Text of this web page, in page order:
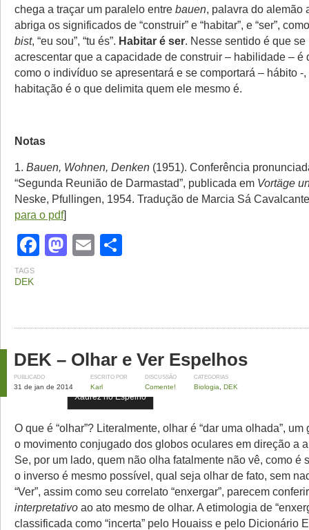
chega a traçar um paralelo entre bauen, palavra do alemão
abriga os significados de “construir” e “habitar”, e “ser”,
bist, “eu sou”, “tu és”. Habitar é ser. Nesse sentido é que se
acrescentar que a capacidade de construir – habilidade – é
como o indivíduo se apresentará e se comportará – hábito -
habitação é o que delimita quem ele mesmo é.
Notas
1. Bauen, Wohnen, Denken (1951). Conferência
“Segunda Reunião de Darmastad”, publicada em Vortäge
Neske, Pfullingen, 1954. Tradução de Marcia Sá
para o pdf]
Facebook
Mastodon
Email
TAGS
DEK
DEK – Olhar e Ver Espelhos
PUBLICADO
31 de jan de 2014
ESCRITO POR
Karl
DISCUSSÃO
Comente!
CATEGORIAS
Biologia DEK
Xadrez no Espelho
O que é “olhar”? Literalmente, olhar é “dar uma olhada”, um
o movimento conjugado dos globos oculares em direção a
Se, por um lado, quem não olha fatalmente não vê, como é
o inverso é mesmo possível, qual seja olhar de fato, sem
“Ver”, assim como seu correlato “enxergar”, parecem
interpretativo ao ato mesmo de olhar. A etimologia de
classificada como “incerta” pelo Houaiss e pelo Dicionário